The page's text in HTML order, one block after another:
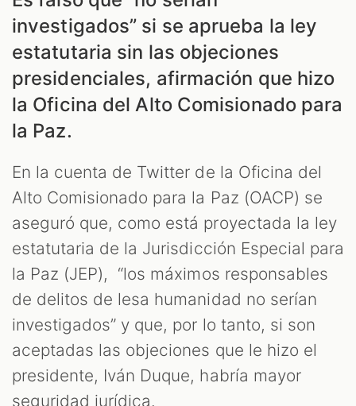
investigados” si se aprueba la ley
estatutaria sin las objeciones
presidenciales, afirmación que hizo
la Oficina del Alto Comisionado para
la Paz.
En la cuenta de Twitter de la Oficina del
Alto Comisionado para la Paz (OACP) se
aseguró que, como está proyectada la ley
estatutaria de la Jurisdicción Especial para
la Paz (JEP), “los máximos responsables
de delitos de lesa humanidad no serían
investigados” y que, por lo tanto, si son
aceptadas las objeciones que le hizo el
presidente, Iván Duque, habría mayor
seguridad jurídica.